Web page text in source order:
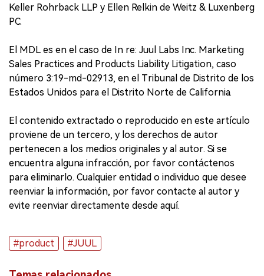
Keller Rohrback LLP y Ellen Relkin de Weitz & Luxenberg
PC.
El MDL es en el caso de In re: Juul Labs Inc. Marketing
Sales Practices and Products Liability Litigation, caso
número 3:19-md-02913, en el Tribunal de Distrito de los
Estados Unidos para el Distrito Norte de California.
El contenido extractado o reproducido en este artículo
proviene de un tercero, y los derechos de autor
pertenecen a los medios originales y al autor. Si se
encuentra alguna infracción, por favor contáctenos
para eliminarlo. Cualquier entidad o individuo que desee
reenviar la información, por favor contacte al autor y
evite reenviar directamente desde aquí.
#product #JUUL